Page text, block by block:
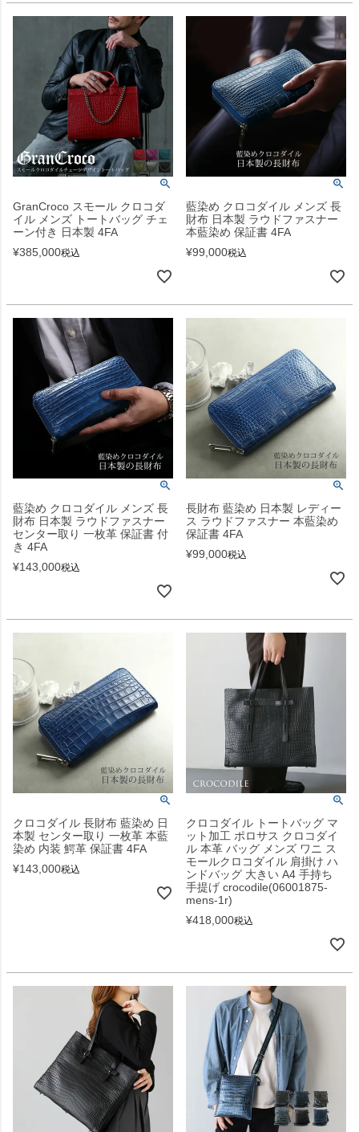
GranCroco スモール クロコダ
イル メンズ トートバッグ チェ
ーン付き 日本製 4FA
¥385,000税込
藍染め クロコダイル メンズ 長
財布 日本製 ラウドファスナー
本藍染め 保証書 4FA
¥99,000税込
藍染め クロコダイル メンズ 長
財布 日本製 ラウドファスナー
センター取り 一枚革 保証書 付
き 4FA
¥143,000税込
長財布 藍染め 日本製 レディー
ス ラウドファスナー 本藍染め
保証書 4FA
¥99,000税込
クロコダイル 長財布 藍染め 日
本製 センター取り 一枚革 本藍
染め 内装 鰐革 保証書 4FA
¥143,000税込
クロコダイル トートバッグ マ
ット加工 ポロサス クロコダイ
ル 本革 バッグ メンズ ワニ ス
モールクロコダイル 肩掛け ハ
ンドバッグ 大きい A4 手持ち
手提げ crocodile(06001875-
mens-1r)
¥418,000税込